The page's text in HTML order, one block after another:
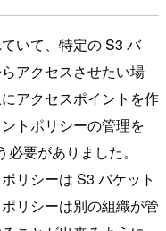
いて、特定の S3 バ
アクセスさせたい場
アクセスポイントを作
トポリシーの管理を
要がありました。
リシーは S3 バケット
リシーは別の組織が管